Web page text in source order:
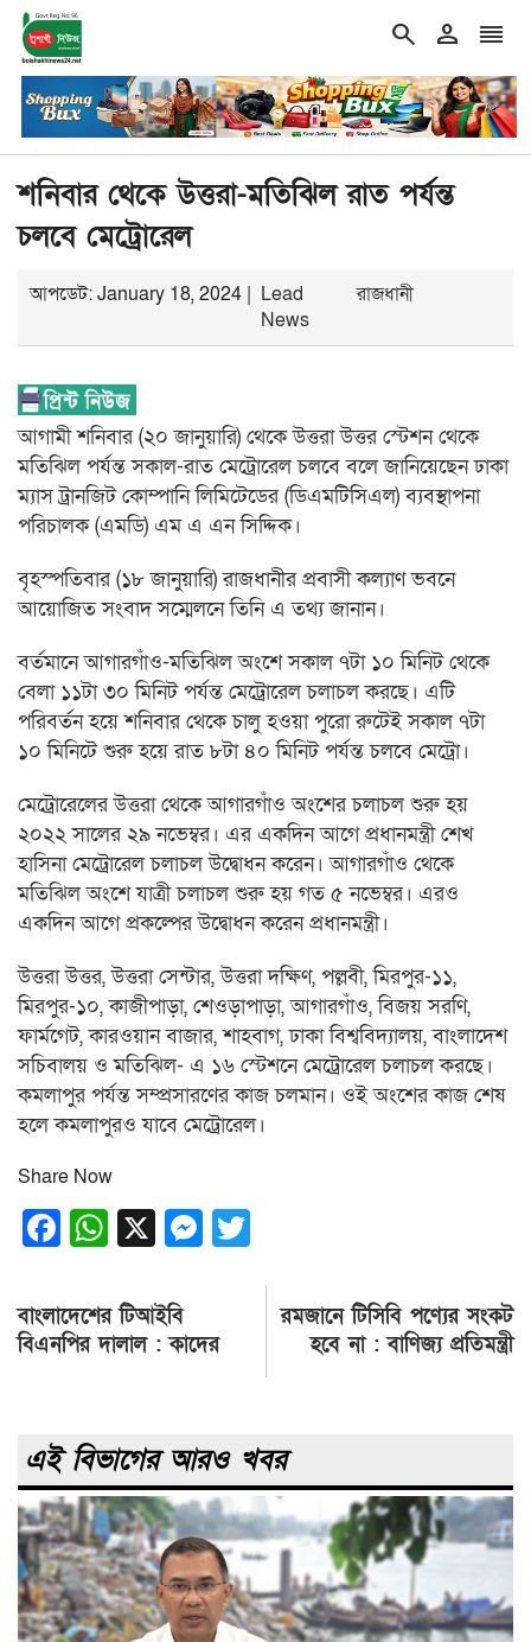
search person reorder
শিরোনাম
অবস্থায় নিজের চল্লিশা ২ হাজার মানুষকে খাওয়ালেন বৃদ্ধ double_arrow
শনিবার থেকে উত্তরা-মতিঝিল রাত পর্যন্ত
চলবে মেট্রোরেল
আপডেট: January 18, 2024 | Lead
News
রাজধানী
আগামী শনিবার (২০ জানুয়ারি) থেকে উত্তরা উত্তর স্টেশন থেকে
মতিঝিল পর্যন্ত সকাল-রাত মেট্রোরেল চলবে বলে জানিয়েছেন ঢাকা
ম্যাস ট্রানজিট কোম্পানি লিমিটেডের (ডিএমটিসিএল) ব্যবস্থাপনা
পরিচালক (এমডি) এম এ এন সিদ্দিক।
বৃহস্পতিবার (১৮ জানুয়ারি) রাজধানীর প্রবাসী কল্যাণ ভবনে
আয়োজিত সংবাদ সম্মেলনে তিনি এ তথ্য জানান।
বর্তমানে আগারগাঁও-মতিঝিল অংশে সকাল ৭টা ১০ মিনিট থেকে
বেলা ১১টা ৩০ মিনিট পর্যন্ত মেট্রোরেল চলাচল করছে। এটি
পরিবর্তন হয়ে শনিবার থেকে চালু হওয়া পুরো রুটেই সকাল ৭টা
১০ মিনিটে শুরু হয়ে রাত ৮টা ৪০ মিনিট পর্যন্ত চলবে মেট্রো।
মেট্রোরেলের উত্তরা থেকে আগারগাঁও অংশের চলাচল শুরু হয়
২০২২ সালের ২৯ নভেম্বর। এর একদিন আগে প্রধানমন্ত্রী শেখ
হাসিনা মেট্রোরেল চলাচল উদ্বোধন করেন। আগারগাঁও থেকে
মতিঝিল অংশে যাত্রী চলাচল শুরু হয় গত ৫ নভেম্বর। এরও
একদিন আগে প্রকল্পের উদ্বোধন করেন প্রধানমন্ত্রী।
উত্তরা উত্তর, উত্তরা সেন্টার, উত্তরা দক্ষিণ, পল্লবী, মিরপুর-১১,
মিরপুর-১০, কাজীপাড়া, শেওড়াপাড়া, আগারগাঁও, বিজয় সরণি,
ফার্মগেট, কারওয়ান বাজার, শাহবাগ, ঢাকা বিশ্ববিদ্যালয়, বাংলাদেশ
সচিবালয় ও মতিঝিল- এ ১৬ স্টেশনে মেট্রোরেল চলাচল করছে।
কমলাপুর পর্যন্ত সম্প্রসারণের কাজ চলমান। ওই অংশের কাজ শেষ
হলে কমলাপুরও যাবে মেট্রোরেল।
Share Now
Facebook
WhatsApp
X Messenger
Post
navigation
বাংলাদেশের টিআইবি
বিএনপির দালাল : কাদের
রমজানে টিসিবি পণ্যের সংকট
হবে না : বাণিজ্য প্রতিমন্ত্রী
এই বিভাগের আরও খবর